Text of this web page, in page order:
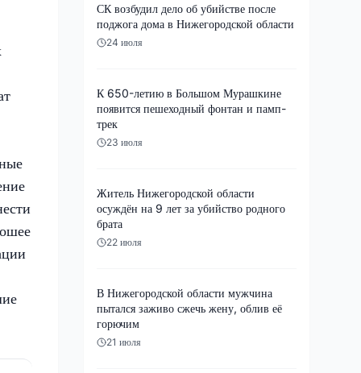
СК возбудил дело об убийстве после
поджога дома в Нижегородской области
24 июля
К 650-летию в Большом Мурашкине
появится пешеходный фонтан и памп-
трек
23 июля
Житель Нижегородской области
осуждён на 9 лет за убийство родного
брата
22 июля
В Нижегородской области мужчина
пытался заживо сжечь жену, облив её
горючим
21 июля